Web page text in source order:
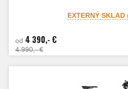
EXTERNÝ
od 4 390,- €
4 990,- €